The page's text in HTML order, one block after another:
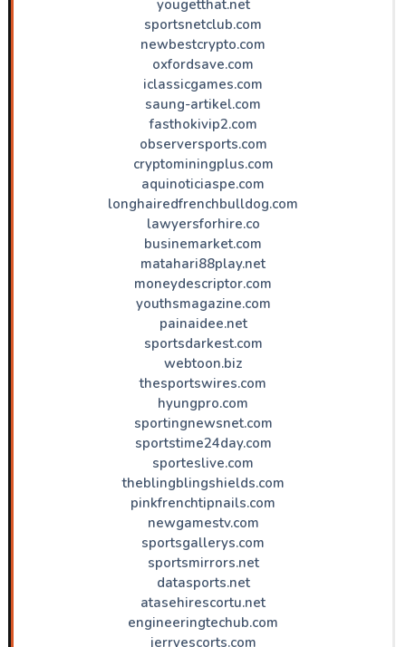
yougetthat.net
sportsnetclub.com
newbestcrypto.com
oxfordsave.com
iclassicgames.com
saung-artikel.com
fasthokivip2.com
observersports.com
cryptominingplus.com
aquinoticiaspe.com
longhairedfrenchbulldog.com
lawyersforhire.co
businemarket.com
matahari88play.net
moneydescriptor.com
youthsmagazine.com
painaidee.net
sportsdarkest.com
webtoon.biz
thesportswires.com
hyungpro.com
sportingnewsnet.com
sportstime24day.com
sporteslive.com
theblingblingshields.com
pinkfrenchtipnails.com
newgamestv.com
sportsgallerys.com
sportsmirrors.net
datasports.net
atasehirescortu.net
engineeringtechub.com
jerryescorts.com